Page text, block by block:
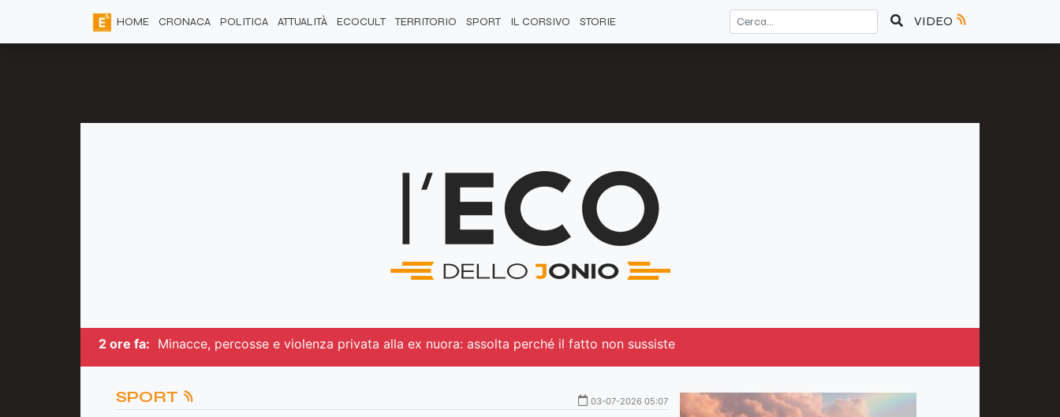
HOME CRONACA POLITICA ATTUALITÀ ECOCULT TERRITORIO SPORT IL CORSIVO STORIE VIDEO
2 ore fa: Minacce, percosse e violenza privata alla ex nuora: assolta perché il fatto non sussiste
SPORT 03-07-2026 05:07